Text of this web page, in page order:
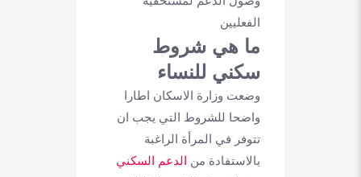
الفعليين
ما هي شروط
سكني للنساء
وضعت وزارة الاسكان اطارا
واضحا للشروط التي يجب ان
تتوفر في المرأة الراغبة
بالاستفادة من الدعم السكني